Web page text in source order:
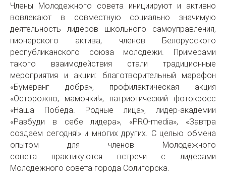
Члены Молодежного совета инициируют и активно
вовлекают в совместную социально значимую
деятельность лидеров школьного самоуправления,
пионерского актива, членов Белорусского
республиканского союза молодежи. Примерами
такого взаимодействия стали традиционные
мероприятия и акции: благотворительный марафон
«Бумеранг добра», профилактическая акция
«Осторожно, мамочки!», патриотический фотокросс
«Наша Победа. Родные лица», лидер-академии
«Разбуди в себе лидера», «PRO-media», «Завтра
создаем сегодня!» и многих других. С целью обмена
опытом для членов Молодежного
совета практикуются встречи с лидерами
Молодежного совета города Солигорска.